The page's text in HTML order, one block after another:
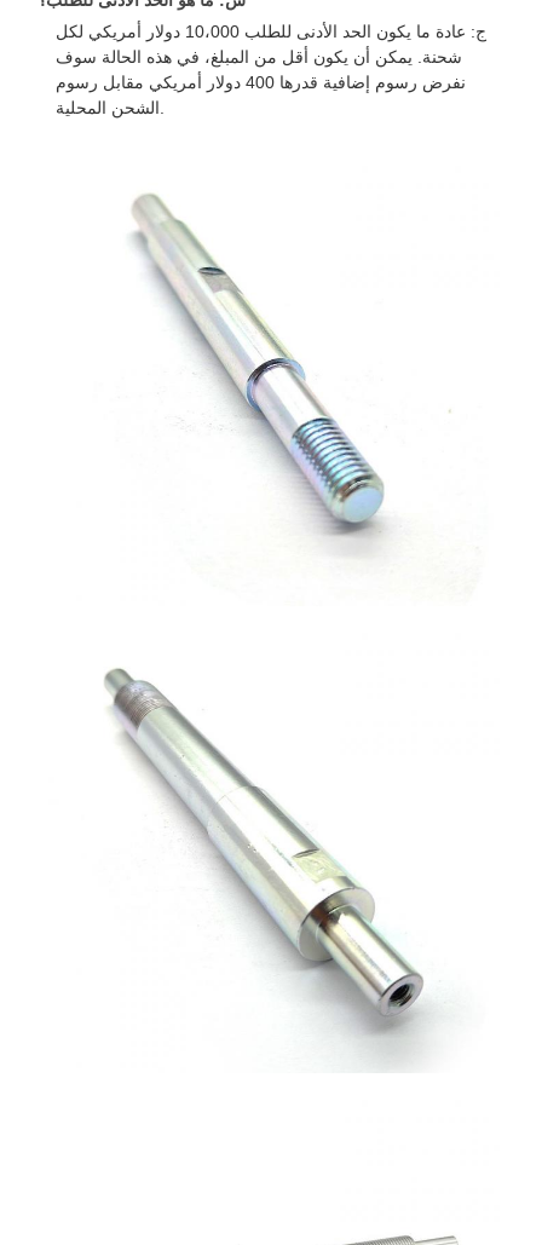
ج: عادة ما يكون الحد الأدنى للطلب 10،000 دولار أمريكي لكل
شحنة. يمكن أن يكون أقل من المبلغ، في هذه الحالة سوف
نفرض رسوم إضافية قدرها 400 دولار أمريكي مقابل رسوم